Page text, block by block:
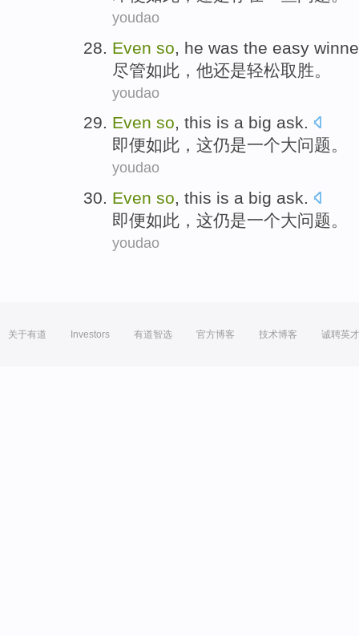
youdao
Even so he was the easy
尽管如此 ， 他还是轻松取胜 。
youdao
Even so, this is a big ask.
即便如此 ， 这仍是一个大问题。
youdao
Even so, this is a big ask.
即便如此 ， 这仍是一个大问题。
youdao
关于有道 Investors 有道智选 官方博客 技术博客 诚聘英才